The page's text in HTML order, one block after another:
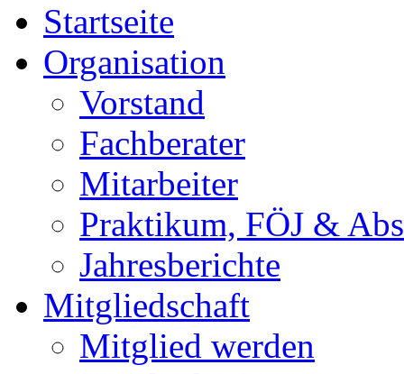
Startseite
Organisation
Vorstand
Fachberater
Mitarbeiter
Praktikum, FÖJ &
Jahresberichte
Mitgliedschaft
Mitglied werden